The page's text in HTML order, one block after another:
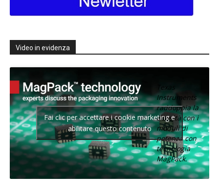
Video in evidenza
Texas
Instruments
raddoppia la
densità con i
moduli di
potenza con
tecnologia
MagPack.
Fai clic per accettare i cookie marketing e
abilitare questo contenuto